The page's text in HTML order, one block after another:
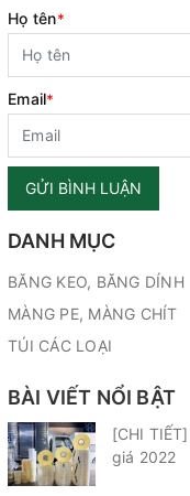
Họ tên*
Email*
GỬI BÌNH LUẬN
DANH MỤC
BĂNG KEO, BĂNG DÍNH
MÀNG PE, MÀNG CHÍT
TÚI CÁC LOẠI
BÀI VIẾT NỔI BẬT
[CHI
giá 2022